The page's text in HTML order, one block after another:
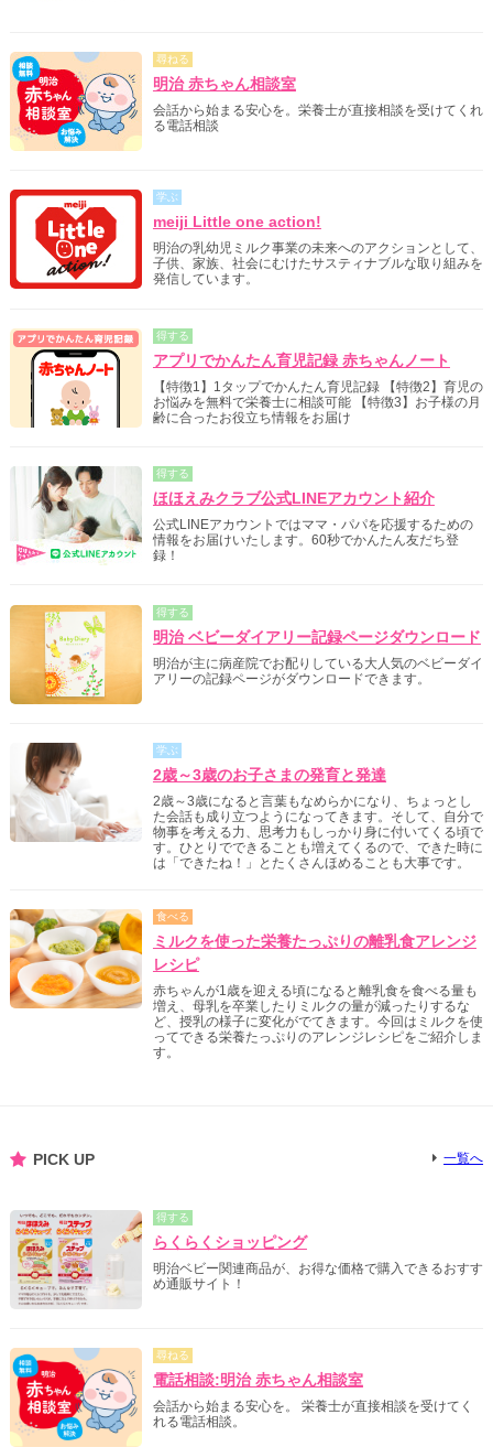
尋ねる
明治 赤ちゃん相談室
会話から始まる安心を。栄養士が直接相談を受けてくれ
る電話相談
学ぶ
meiji Little one action!
明治の乳幼児ミルク事業の未来へのアクションとして、
子供、家族、社会にむけたサスティナブルな取り組みを
発信しています。
得する
アプリでかんたん育児記録 赤ちゃんノート
【特徴1】1タップでかんたん育児記録 【特徴2】育児の
お悩みを無料で栄養士に相談可能 【特徴3】お子様の月
齢に合ったお役立ち情報をお届け
得する
ほほえみクラブ公式LINEアカウント紹介
公式LINEアカウントではママ・パパを応援するための
情報をお届けいたします。60秒でかんたん友だち登
録！
得する
明治 ベビーダイアリー記録ページダウンロード
明治が主に病産院でお配りしている大人気のベビーダイ
アリーの記録ページがダウンロードできます。
学ぶ
2歳～3歳のお子さまの発育と発達
2歳～3歳になると言葉もなめらかになり、ちょっとし
た会話も成り立つようになってきます。そして、自分で
物事を考える力、思考力もしっかり身に付いてくる頃で
す。ひとりでできることも増えてくるので、できた時に
は「できたね！」とたくさんほめることも大事です。
食べる
ミルクを使った栄養たっぷりの離乳食アレンジ
レシピ
赤ちゃんが1歳を迎える頃になると離乳食を食べる量も
増え、母乳を卒業したりミルクの量が減ったりするな
ど、授乳の様子に変化がでてきます。今回はミルクを使
ってできる栄養たっぷりのアレンジレシピをご紹介しま
す。
PICK UP 一覧へ
得する
らくらくショッピング
明治ベビー関連商品が、お得な価格で購入できるおすす
め通販サイト！
尋ねる
電話相談:明治 赤ちゃん相談室
会話から始まる安心を。 栄養士が直接相談を受けてく
れる電話相談。